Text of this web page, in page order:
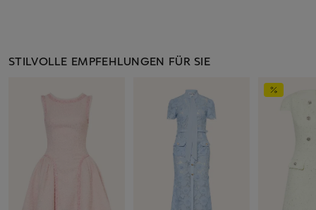
STILVOLLE EMPFEHLUNGEN FÜR SIE